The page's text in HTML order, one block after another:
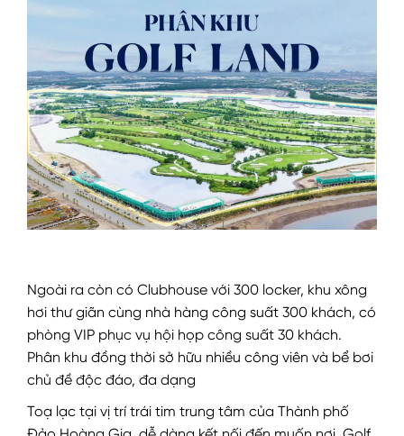
Ngoài ra còn có Clubhouse với 300 locker, khu xông
hơi thư giãn cùng nhà hàng công suất 300 khách, có
phòng VIP phục vụ hội họp công suất 30 khách.
Phân khu đồng thời sở hữu nhiều công viên và bể bơi
chủ đề độc đáo, đa dạng
Toạ lạc tại vị trí trái tim trung tâm của Thành phố